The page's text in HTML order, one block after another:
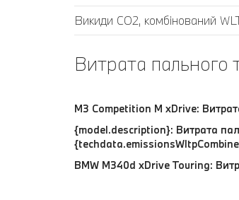
Викиди CO2, комбінований
Витрата пального
M3 Competition M xDrive:
{model.description}: Витрата
BMW M340d xDrive Touring: